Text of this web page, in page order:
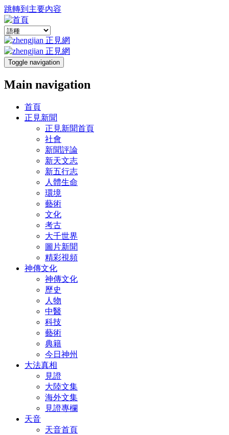
跳轉到主要內容
Toggle navigation
Main navigation
首頁
正見新聞
正見新聞首頁
社會
新聞評論
新天文志
新五行志
人體生命
環境
藝術
文化
考古
大千世界
圖片新聞
精彩視頻
神傳文化
神傳文化
歷史
人物
中醫
科技
藝術
典籍
今日神州
大法真相
見證
大陸文集
海外文集
見證專欄
天音
天音首頁